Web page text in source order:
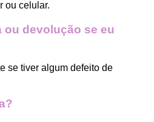
ou celular.
ou devolução se eu
se tiver algum defeito de